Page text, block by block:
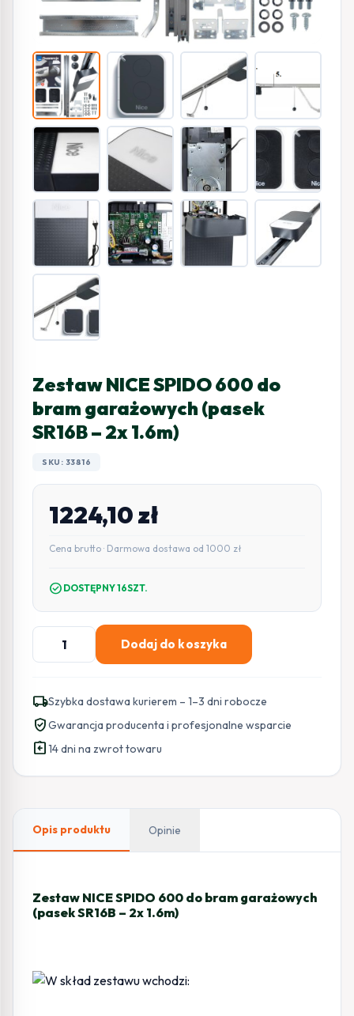
Zestaw NICE SPIDO 600 do
bram garażowych (pasek
SR16B – 2x 1.6m)
SKU: 33816
1224,10zł
Cena brutto · Darmowa dostawa od 1000 zł
check_circle DOSTĘPNY 16SZT.
ilość
Zestaw
SPIDO
600
do
bram
-
Dodaj do koszyka
local_shippingSzybka dostawa kurierem – 1–3 dni robocze
verified_userGwarancja producenta i profesjonalne wsparcie
assignment_return14 dni na zwrot towaru
Opis produktu Opinie
Zestaw NICE SPIDO 600 do bram garażowych
(pasek SR16B – 2x 1.6m)